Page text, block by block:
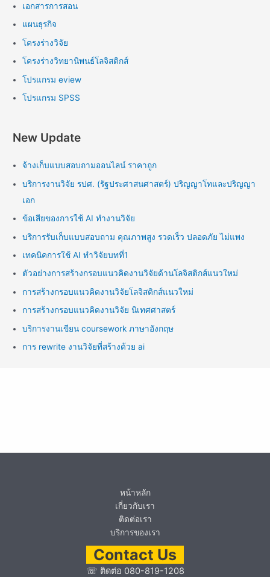
เอกสารการสอน
แผนธุรกิจ
โครงร่างวิจัย
โครงร่างวิทยานิพนธ์โลจิสติกส์
โปรแกรม eview
โปรแกรม SPSS
New Update
จ้างเก็บแบบสอบถามออนไลน์ ราคาถูก
บริการงานวิจัย รปศ. (รัฐประศาสนศาสตร์) ปริญญาโทและปริญญา
เอก
ข้อเสียของการใช้ AI ทำงานวิจัย
บริการรับเก็บแบบสอบถาม คุณภาพสูง รวดเร็ว ปลอดภัย ไม่แพง
เทคนิคการใช้ AI ทำวิจัยบทที่1
ตัวอย่างการสร้างกรอบแนวคิดงานวิจัยด้านโลจิสติกส์แนวใหม่
การสร้างกรอบแนวคิดงานวิจัยโลจิสติกส์แนวใหม่
การสร้างกรอบแนวคิดงานวิจัย นิเทศศาสตร์
บริการงานเขียน coursework ภาษาอังกฤษ
การ rewrite งานวิจัยที่สร้างด้วย ai
หน้าหลัก
เกี่ยวกับเรา
ติดต่อเรา
บริการของเรา
Contact Us
☏ ติดต่อ 080-819-1208